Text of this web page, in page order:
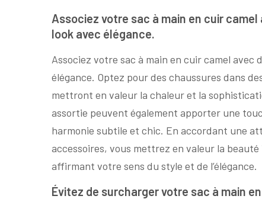
Associez votre sac à main en cuir
look avec élégance.
Associez votre sac à main en cuir camel
élégance. Optez pour des chaussures dans
mettront en valeur la chaleur et la
assortie peuvent également apporter une
harmonie subtile et chic. En accordant une
accessoires, vous mettrez en valeur la
affirmant votre sens du style et de l’élégance.
Évitez de surcharger votre sac à main